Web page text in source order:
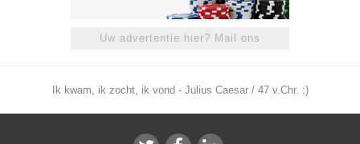
Uw advertentie hier? Mail ons
Ik kwam, ik zocht, ik vond - Julius Caesar / 47 v.Chr. ;)